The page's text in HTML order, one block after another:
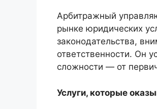
Арбитражный
рынке юридических
законодательства,
ответственности. Он
сложности — от
Услуги, которые